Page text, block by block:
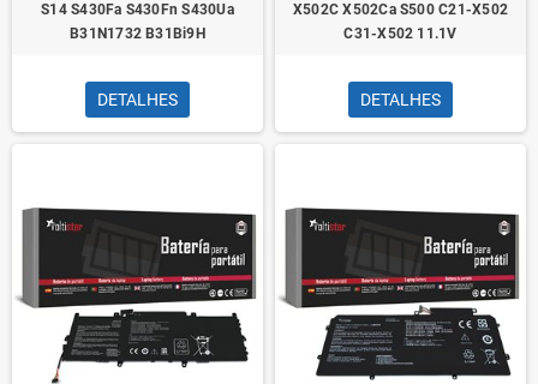
S14 S430Fa S430Fn S430Ua
B31N1732 B31Bi9H
DETALHES
X502C X502Ca S500 C21-X502
C31-X502 11.1V
DETALHES